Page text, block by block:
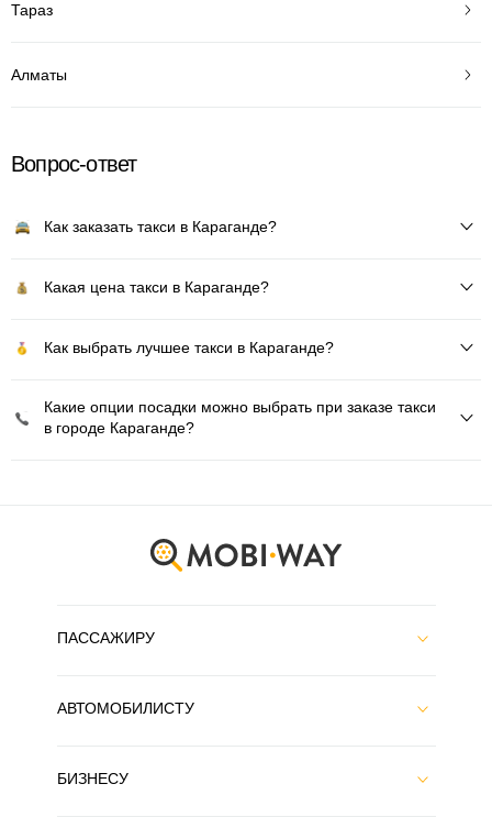
Тараз
Алматы
Вопрос-ответ
Как заказать такси в Караганде?
Какая цена такси в Караганде?
Как выбрать лучшее такси в Караганде?
Какие опции посадки можно выбрать при заказе такси
в городе Караганде?
ПАССАЖИРУ
АВТОМОБИЛИСТУ
БИЗНЕСУ